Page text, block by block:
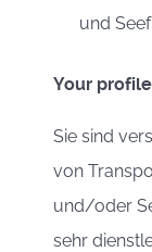
und
Your profile
Sie sind
von
und/oder
sehr